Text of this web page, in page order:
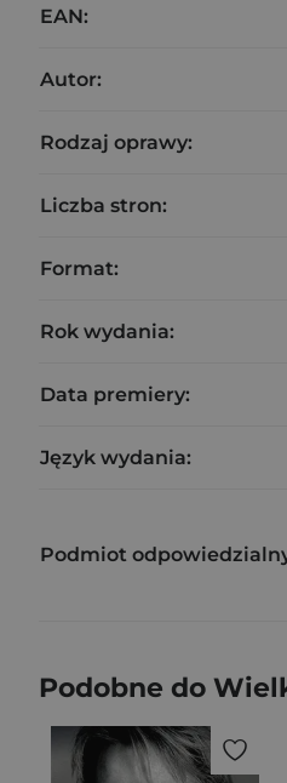
EAN:
Autor:
Rodzaj oprawy:
Liczba stron:
Format:
Rok wydania:
Data premiery:
Język wydania:
Podmiot
Podobne do